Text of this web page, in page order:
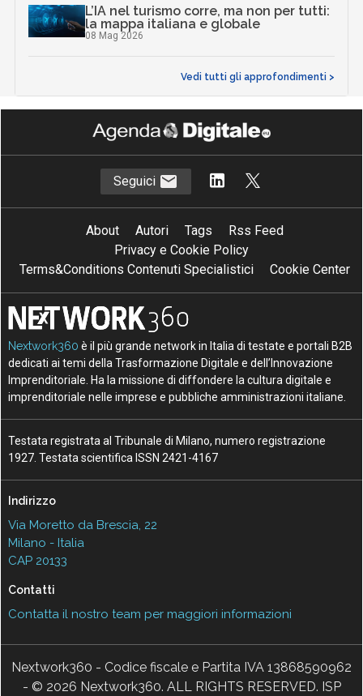
L’IA nel turismo corre, ma non per tutti:
la mappa italiana e globale
08 Mag 2026
Vedi tutti gli approfondimenti >
Seguici
About Autori Tags
Rss Feed
Privacy e Cookie Policy
Terms&Conditions Contenuti Specialistici
Cookie Center
Nextwork360 è il più grande network in Italia di testate e portali B2B
dedicati ai temi della Trasformazione Digitale e dell’Innovazione
Imprenditoriale. Ha la missione di diffondere la cultura digitale e
imprenditoriale nelle imprese e pubbliche amministrazioni italiane.
Testata registrata al Tribunale di Milano, numero registrazione
1927. Testata scientifica ISSN 2421-4167
Indirizzo
Via Moretto da Brescia, 22
Milano - Italia
CAP 20133
Contatti
Contatta il nostro team per maggiori informazioni
Nextwork360 - Codice fiscale e Partita IVA 13868590962
- © 2026 Nextwork360. ALL RIGHTS RESERVED. ISP